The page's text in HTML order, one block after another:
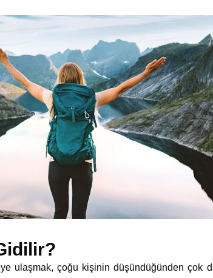
ulaşmak, çoğu kişinin düşündüğünden çok